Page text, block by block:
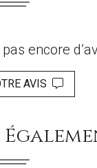
encore
AVIS